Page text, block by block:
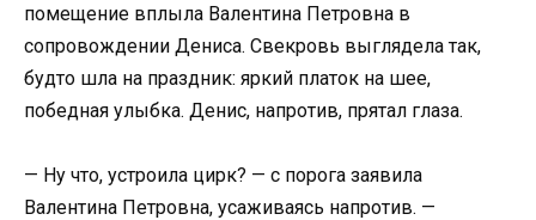
помещение вплыла Валентина Петровна в
сопровождении Дениса. Свекровь выглядела так,
будто шла на праздник: яркий платок на шее,
победная улыбка. Денис, напротив, прятал глаза.
— Ну что, устроила цирк? — с порога заявила
Валентина Петровна, усаживаясь напротив. —